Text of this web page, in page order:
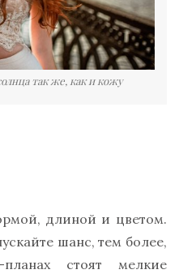
так же, как и кожу
длиной и цветом.
шанс, тем более,
стоят мелкие